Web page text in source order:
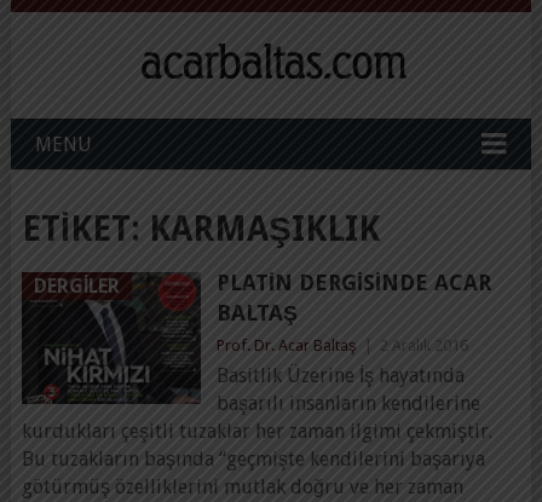
MENU
ETIKET: KARMAŞIKLIK
DERGILER
PLATIN DERGISINDE ACAR
BALTAŞ
Prof. Dr. Acar Baltaş 2 Aralık 2016
Basitlik Üzerine İş hayatında
başarılı insanların kendilerine
kurdukları çeşitli tuzaklar her zaman ilgimi çekmiştir.
Bu tuzakların başında “geçmişte kendilerini başarıya
götürmüş özelliklerini mutlak doğru ve her zaman